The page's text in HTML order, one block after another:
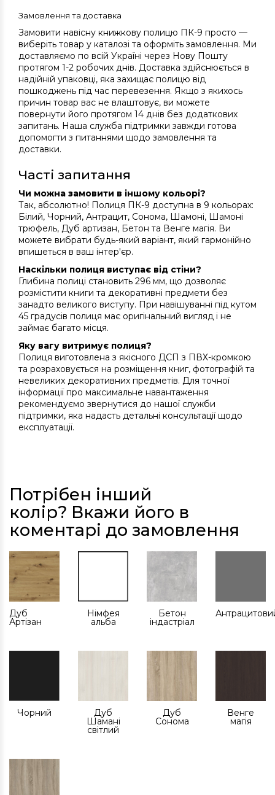
Замовлення та доставка
Замовити навісну книжкову полицю ПК-9 просто —
виберіть товар у каталозі та оформіть замовлення. Ми
доставляємо по всій Україні через Нову Пошту
протягом 1-2 робочих днів. Доставка здійснюється в
надійній упаковці, яка захищає полицю від
пошкоджень під час перевезення. Якщо з якихось
причин товар вас не влаштовує, ви можете
повернути його протягом 14 днів без додаткових
запитань. Наша служба підтримки завжди готова
допомогти з питаннями щодо замовлення та
доставки.
Часті запитання
Чи можна замовити в іншому кольорі?
Так, абсолютно! Полиця ПК-9 доступна в 9 кольорах:
Білий, Чорний, Антрацит, Сонома, Шамоні, Шамоні
трюфель, Дуб артизан, Бетон та Венге магія. Ви
можете вибрати будь-який варіант, який гармонійно
впишеться в ваш інтер'єр.
Наскільки полиця виступає від стіни?
Глибина полиці становить 296 мм, що дозволяє
розмістити книги та декоративні предмети без
занадто великого виступу. При навішуванні під кутом
45 градусів полиця має оригінальний вигляд і не
займає багато місця.
Яку вагу витримує полиця?
Полиця виготовлена з якісного ДСП з ПВХ-кромкою
та розраховується на розміщення книг, фотографій та
невеликих декоративних предметів. Для точної
інформації про максимальне навантаження
рекомендуємо звернутися до нашої служби
підтримки, яка надасть детальні консультації щодо
експлуатації.
Потрібен інший
колір? Вкажи його в
коментарі до замовлення
Дуб
Артізан
Німфея
альба
Бетон
індастріал
Чорний Дуб
Шамані
світлий
Дуб
Сонома
Венге
магія